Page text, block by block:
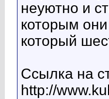
неуютно и
которым
который
Ссылка на
http://